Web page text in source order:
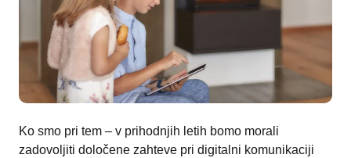
Ko smo pri tem – v prihodnjih letih bomo morali
zadovoljiti določene zahteve pri digitalni komunikaciji